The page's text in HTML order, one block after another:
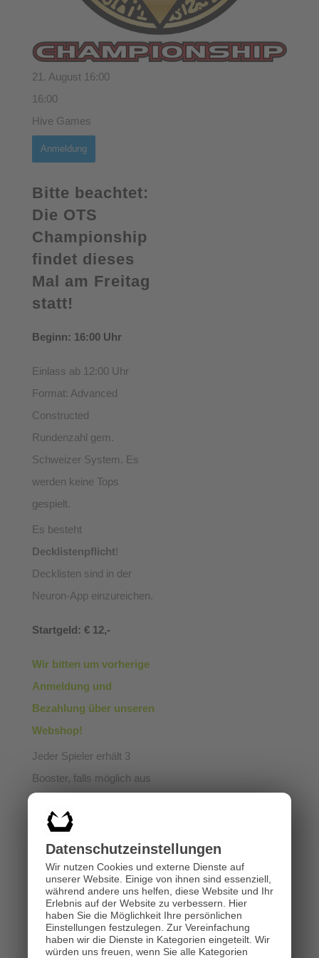
Datenschutz­einstellungen
Wir nutzen Cookies und externe Dienste auf
unserer Website. Einige von ihnen sind essenziell,
während andere uns helfen, diese Website und Ihr
Erlebnis auf der Website zu verbessern. Hier
haben Sie die Möglichkeit Ihre persönlichen
Einstellungen festzulegen. Zur Vereinfachung
haben wir die Dienste in Kategorien eingeteilt. Wir
würden uns freuen, wenn Sie alle Kategorien
Bitte beachtet:
Die OTS
Championship
findet dieses
Mal am Freitag
statt!
Beginn: 16:00 Uhr
Einlass ab 12:00 Uhr
Format: Advanced
Constructed
Rundenzahl gem.
Schweizer System. Es
werden keine Tops
gespielt.
Es besteht
Decklistenpflicht!
Decklisten sind in der
Neuron-App einzureichen.
Startgeld: € 12,-
Wir bitten um vorherige
Anmeldung und
Bezahlung über unseren
Webshop!
Jeder Spieler erhält 3
Booster, falls möglich aus
Preise:
1. Platz: 1 exklusive
OTS Spielmatte
Top 4: je 1 Winner
Pack
21. August 16:00
16:00
Hive Games
Anmeldung